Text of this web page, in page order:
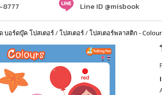
Line ID @misbook
บอร์ดบุ๊ค โปสเตอร์/โปสเตอร์/โปสเตอร์พลาสติก -